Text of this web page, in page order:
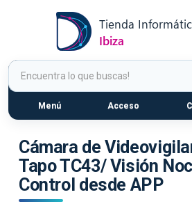
Menú Acceso
Cámara de
Tapo TC43/ Visión
Control desde APP